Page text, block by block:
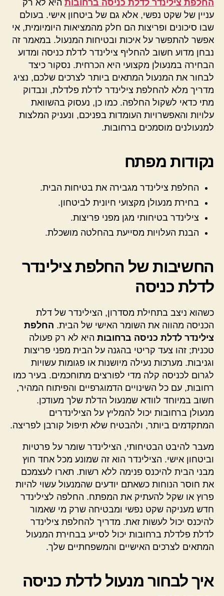
החלפת צילינדר לדלת כניסה ברחובות היא לא רק
עניין של שקט נפשי, אלא גם של ביטחון אישי. בעולם
שבו סיכונים ופריצות הם חלק מהמציאות היומיומית, אי
אפשר להתפשר על איכות ובטיחות המנעול. במאמר זה
נבחן מדוע חשוב להחליף צילינדר לדלת כניסה ומדוע
הבחירה במנעולן מקצועי היא הכרחית. נסקור כיצד
לבחור את המנעול המתאים ביותר לצרכים שלכם, נציג
מדריך מלא להחלפת צילינדר לדלת פלדלת, ונבדוק
מתי כדאי לשקול החלפה. כמו כן, נעסוק בהשוואת
עלויות והאפשרויות העומדות בפניכם, ונעניק המלצות
למנעולנים מוסמכים ברחובות.
נקודות מפתח
החלפת צילינדר מגבירה את בטיחות הבית.
בחירת מנעולן מקצועי חיונית לביטחון.
צילינדר בטיחותי מגן מפני פריצות.
הבנת העלויות מסייעת בהחלטה מושכלת.
החשיבות של החלפת צילינדר
לדלת כניסה
כשהוא ניצב בתחילת מסדרון, הצילינדר של דלת
הכניסה מהווה את השומר האישי של הבית. החלפת
צילינדר לדלת כניסה ברחובות היא לא רק פעולה
טכנית; זהו צעד קריטי בהגנה על הבית מפני פריצות
וגניבות. מערכות נעילה מיושנות או פגומות עשויות
לגרום לכניסה קלה מדי לפורצים מתוחכמים. בעיר כמו
רחובות, עם כל השינויים הדמוגרפיים והפיתוח המהיר,
חשוב במיוחד לוודא שמנעול הדלת שלך מעודכן.
מנעולן ברחובות יכול להמליץ על הצילינדרים
המתקדמים ביותר, ולהבטיח שלא תיפול קורבן לפריצה.
מעבר להיבט הבטיחותי, הצילינדר שומר על פרטיות
וביטחון אישי. הצילינדר הוא זה שמונע מכל אחד חוץ
מבני הבית להיכנס פנימה ללא רשות. תארו לעצמכם
את חוסר הנוחות כשאתם יודעים שהמנעול עשוי להיות
פרוץ או שקל להעתיק את המפתח. החלפה לצילינדר
חדש מעניקה שקט נפשי ומבטיחה שרק מי שאמור
להיכנס יכול לעשות זאת. מדריך להחלפת צילינדר
לדלת פלדלת ברחובות יכול לסייע בבחירת המנעול
המתאים לצרכים האישיים והמשפחתיים שלך.
איך לבחור מנעול לדלת כניסה